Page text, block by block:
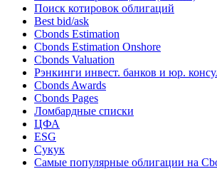
Поиск котировок облигаций
Best bid/ask
Cbonds Estimation
Cbonds Estimation Onshore
Cbonds Valuation
Рэнкинги инвест. банков и юр.
Cbonds Awards
Cbonds Pages
Ломбардные списки
ЦФА
ESG
Сукук
Самые популярные облигации на